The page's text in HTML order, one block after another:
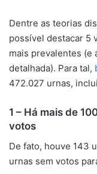
Dentre as teorias
possível destacar 5
mais prevalentes (e
detalhada). Para tal,
472.027 urnas,
1 – Há mais de
votos
De fato, houve 143
urnas sem votos